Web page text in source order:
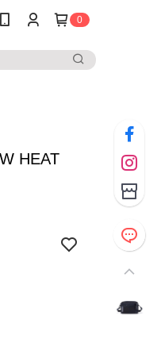
0
HEAT